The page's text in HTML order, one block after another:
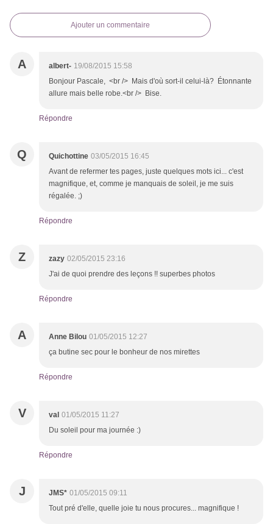
Ajouter un commentaire
A albert- 19/08/2015 15:58
Bonjour Pascale, <br /> Mais d'où sort-il celui-là? Étonnante
allure mais belle robe.<br /> Bise.
Répondre
Q Quichottine 03/05/2015 16:45
Avant de refermer tes pages, juste quelques mots ici... c'est
magnifique, et, comme je manquais de soleil, je me suis
régalée. ;)
Répondre
Z zazy 02/05/2015 23:16
J'ai de quoi prendre des leçons !! superbes photos
Répondre
A Anne Bilou 01/05/2015 12:27
ça butine sec pour le bonheur de nos mirettes
Répondre
V val 01/05/2015 11:27
Du soleil pour ma journée :)
Répondre
J JMS* 01/05/2015 09:11
Tout pré d'elle, quelle joie tu nous procures... magnifique !